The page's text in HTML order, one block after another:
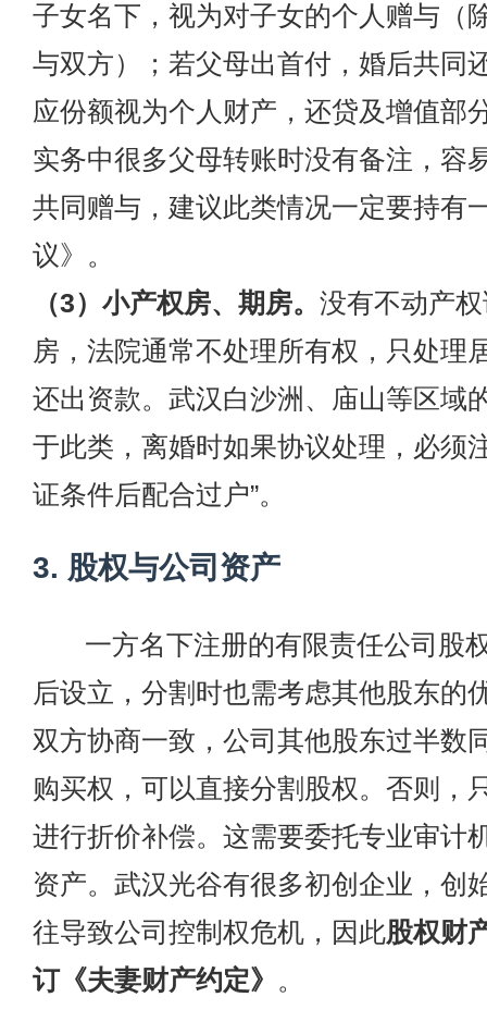
子女名下，视为对子女的个人赠与（
与双方）；若父母出首付，婚后共同
应份额视为个人财产，还贷及增值部
实务中很多父母转账时没有备注，容
共同赠与，建议此类情况一定要持有
议》。
（3）小产权房、期房。 没有不动产
房，法院通常不处理所有权，只处理
还出资款。武汉白沙洲、庙山等区域
于此类，离婚时如果协议处理，必须
证条件后配合过户”。
3. 股权与公司资产
一方名下注册的有限责任公司股
后设立，分割时也需考虑其他股东的
双方协商一致，公司其他股东过半数
购买权，可以直接分割股权。否则，
进行折价补偿。这需要委托专业审计
资产。武汉光谷有很多初创企业，创
往导致公司控制权危机，因此股权财
订《夫妻财产约定》 。